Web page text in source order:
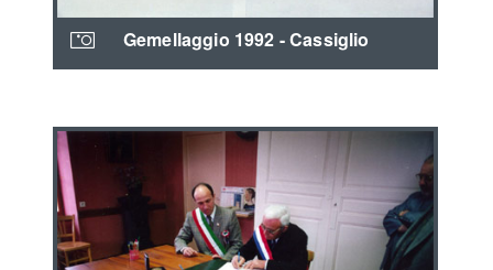
Gemellaggio 1992 - Cassiglio